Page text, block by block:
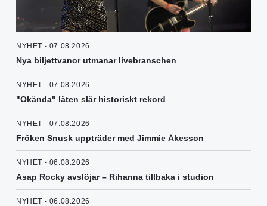
NYHET - 07.08.2026
Nya biljettvanor utmanar livebranschen
NYHET - 07.08.2026
"Okända" låten slår historiskt rekord
NYHET - 07.08.2026
Fröken Snusk uppträder med Jimmie Åkesson
NYHET - 06.08.2026
Asap Rocky avslöjar – Rihanna tillbaka i studion
NYHET - 06.08.2026